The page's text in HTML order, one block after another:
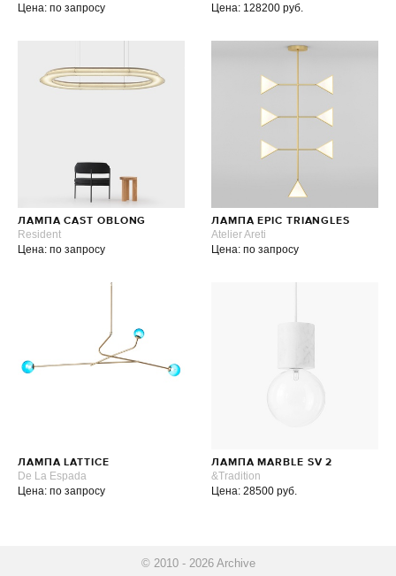
Цена: по запросу
Цена: 128200 руб.
ЛАМПА CAST OBLONG
Resident
Цена: по запросу
ЛАМПА EPIC TRIANGLES
Atelier Areti
Цена: по запросу
ЛАМПА LATTICE
De La Espada
Цена: по запросу
ЛАМПА MARBLE SV 2
&Tradition
Цена: 28500 руб.
© 2010 - 2026 Archive